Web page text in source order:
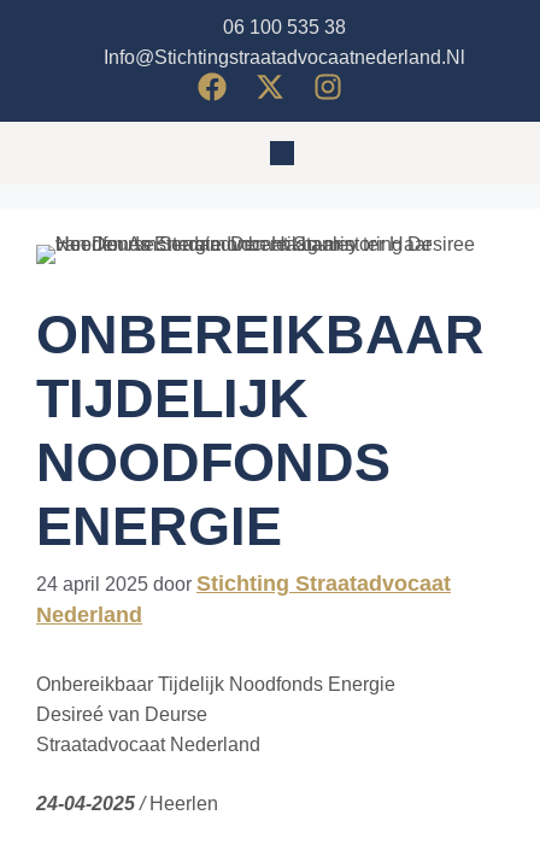
06 100 535 38
Info@stichtingstraatadvocaatnederland.nl
ONBEREIKBAAR
TIJDELIJK
NOODFONDS
ENERGIE
24 april 2025 door Stichting Straatadvocaat
Nederland
Onbereikbaar Tijdelijk Noodfonds Energie
Desireé van Deurse
Straatadvocaat Nederland
24-04-2025/ Heerlen